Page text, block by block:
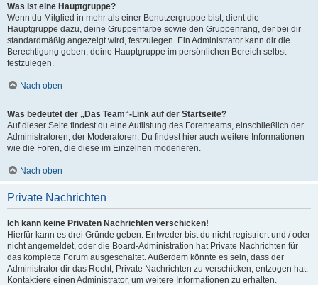
Was ist eine Hauptgruppe?
Wenn du Mitglied in mehr als einer Benutzergruppe bist, dient die
Hauptgruppe dazu, deine Gruppenfarbe sowie den Gruppenrang, der bei dir
standardmäßig angezeigt wird, festzulegen. Ein Administrator kann dir die
Berechtigung geben, deine Hauptgruppe im persönlichen Bereich selbst
festzulegen.
Nach oben
Was bedeutet der „Das Team“-Link auf der Startseite?
Auf dieser Seite findest du eine Auflistung des Forenteams, einschließlich der
Administratoren, der Moderatoren. Du findest hier auch weitere Informationen
wie die Foren, die diese im Einzelnen moderieren.
Nach oben
Private Nachrichten
Ich kann keine Privaten Nachrichten verschicken!
Hierfür kann es drei Gründe geben: Entweder bist du nicht registriert und / oder
nicht angemeldet, oder die Board-Administration hat Private Nachrichten für
das komplette Forum ausgeschaltet. Außerdem könnte es sein, dass der
Administrator dir das Recht, Private Nachrichten zu verschicken, entzogen hat.
Kontaktiere einen Administrator, um weitere Informationen zu erhalten.